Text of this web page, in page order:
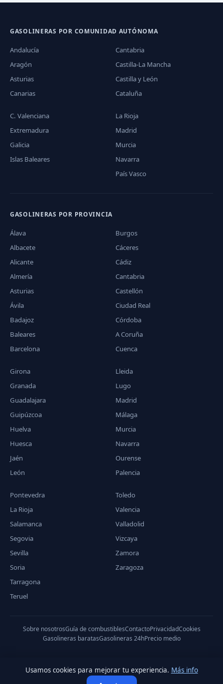
GASOLINERAS POR COMUNIDAD AUTÓNOMA
Andalucía
Aragón
Asturias
Canarias
Cantabria
Castilla-La Mancha
Castilla y León
Cataluña
C. Valenciana
Extremadura
Galicia
Islas Baleares
La Rioja
Madrid
Murcia
Navarra
País Vasco
GASOLINERAS POR PROVINCIA
Álava
Albacete
Alicante
Almería
Asturias
Ávila
Badajoz
Baleares
Barcelona
Burgos
Cáceres
Cádiz
Cantabria
Castellón
Ciudad Real
Córdoba
A Coruña
Cuenca
Girona
Granada
Guadalajara
Guipúzcoa
Huelva
Huesca
Jaén
León
Lleida
Lugo
Madrid
Málaga
Murcia
Navarra
Ourense
Palencia
Pontevedra
La Rioja
Salamanca
Segovia
Sevilla
Soria
Tarragona
Teruel
Toledo
Valencia
Valladolid
Vizcaya
Zamora
Zaragoza
Sobre nosotrosGuía de combustiblesContactoPrivacidadCookies
Gasolineras baratasGasolineras 24hPrecio medio
© 2026 PreciodeGasolina.es — Datos del Ministerio de Industria,
Usamos cookies para mejorar tu experiencia. Más info